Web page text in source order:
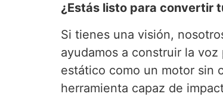
¿Estás listo para convertir
Si tienes una visión,
ayudamos a construir la
estático como un motor sin
herramienta capaz de